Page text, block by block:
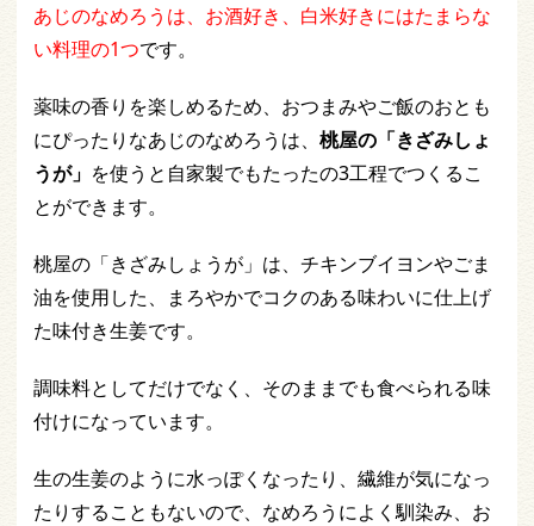
あじのなめろうは、お酒好き、白米好きにはたまらな
い料理の1つです。
薬味の香りを楽しめるため、おつまみやご飯のおとも
にぴったりなあじのなめろうは、 桃屋の「きざみしょ
うが」 を使うと自家製でもたったの3工程でつくるこ
とができます。
桃屋の「きざみしょうが」は、チキンブイヨンやごま
油を使用した、まろやかでコクのある味わいに仕上げ
た味付き生姜です。
調味料としてだけでなく、そのままでも食べられる味
付けになっています。
生の生姜のように水っぽくなったり、繊維が気になっ
たりすることもないので、なめろうによく馴染み、お